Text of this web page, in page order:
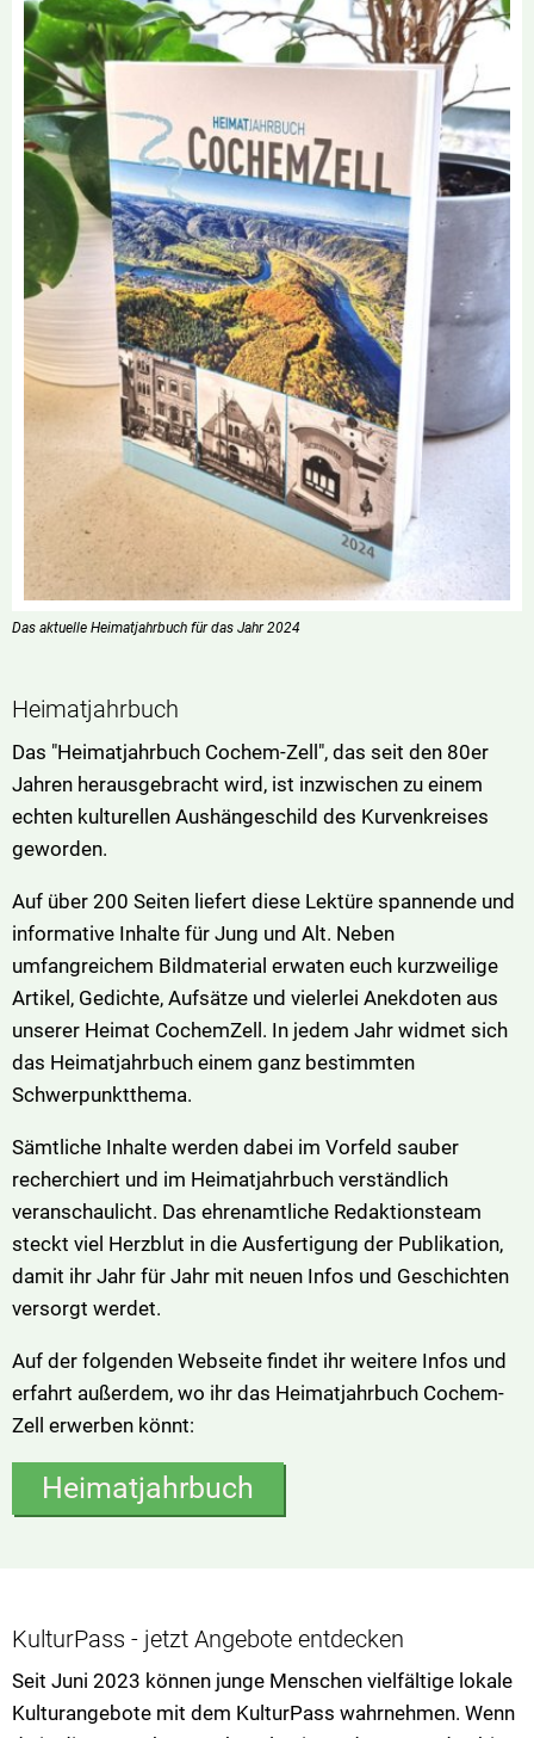
Das aktuelle Heimatjahrbuch für das Jahr 2024
Heimatjahrbuch
Das "Heimatjahrbuch Cochem-Zell", das seit den 80er
Jahren herausgebracht wird, ist inzwischen zu einem
echten kulturellen Aushängeschild des Kurvenkreises
geworden.
Auf über 200 Seiten liefert diese Lektüre spannende und
informative Inhalte für Jung und Alt. Neben
umfangreichem Bildmaterial erwaten euch kurzweilige
Artikel, Gedichte, Aufsätze und vielerlei Anekdoten aus
unserer Heimat CochemZell. In jedem Jahr widmet sich
das Heimatjahrbuch einem ganz bestimmten
Schwerpunktthema.
Sämtliche Inhalte werden dabei im Vorfeld sauber
recherchiert und im Heimatjahrbuch verständlich
veranschaulicht. Das ehrenamtliche Redaktionsteam
steckt viel Herzblut in die Ausfertigung der Publikation,
damit ihr Jahr für Jahr mit neuen Infos und Geschichten
versorgt werdet.
Auf der folgenden Webseite findet ihr weitere Infos und
erfahrt außerdem, wo ihr das Heimatjahrbuch Cochem-
Zell erwerben könnt:
Heimatjahrbuch
KulturPass - jetzt Angebote entdecken
Seit Juni 2023 können junge Menschen vielfältige lokale
Kulturangebote mit dem KulturPass wahrnehmen. Wenn